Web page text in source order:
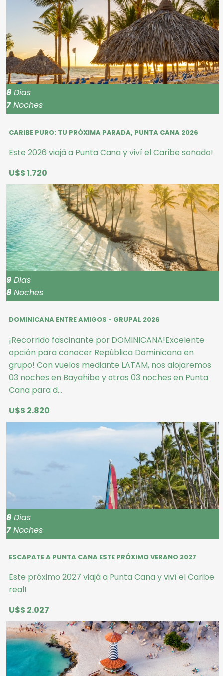
Dias
Noches
CARIBE PURO: TU PRÓXIMA PARADA, PUNTA CANA 2026
Este 2026 viajá a Punta Cana y viví el Caribe soñado!
U$S 1.720
Dias
Noches
DOMINICANA ENTRE AMIGOS - GRUPAL 2026
¡Recorrido fascinante por DOMINICANA!Excelente
opción para conocer República Dominicana en
grupo! Con vuelos mediante LATAM, nos alojaremos
03 noches en Bayahibe y otras 03 noches en Punta
Cana para d...
U$S 2.820
Dias
Noches
ESCAPATE A PUNTA CANA ESTE PRÓXIMO VERANO 2027
Este próximo 2027 viajá a Punta Cana y viví el Caribe
real!
U$S 2.027